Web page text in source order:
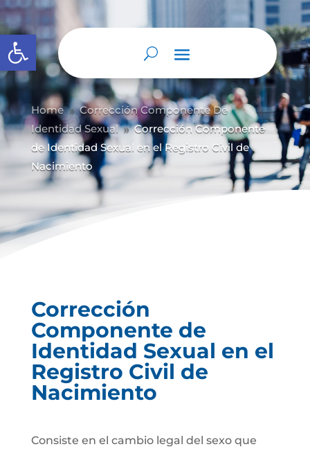
Abrir barra de herramientas
Home 9 Corrección Componente De
Identidad Sexual 9 Corrección Componente
de Identidad Sexual en el Registro Civil de
Nacimiento
Corrección
Componente de
Identidad Sexual en el
Registro Civil de
Nacimiento
Consiste en el cambio legal del sexo que